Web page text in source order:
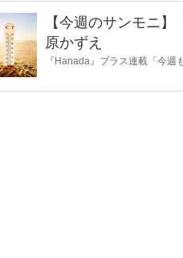
【今週のサンモニ
原かずえ
『Hanada』プラス連載「今